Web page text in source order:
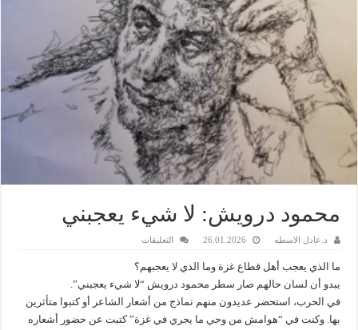
محمود درويش: لا شيء يعجبني
د.عادل الاسطه 26.01.2026 التعليقات
لا
شيء
يعجبني
مغلقة
ما الذي يعجب أهل قطاع غزة وما الذي لا يعجبهم؟
يبدو أن لسان حالهم صار سطر محمود درويش “لا شيء يعجبني”.
في الحرب، استحضر عديدون منهم نماذج من أشعار الشاعر أو كتبوا متأثرين
بها. وكنت في “هوامش من وحي ما يجري في غزة” كتبت عن حضور أشعاره